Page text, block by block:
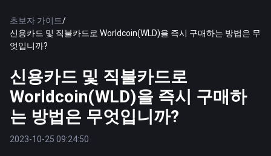
초보자 가이드/
신용카드 및 직불카드로 Worldcoin(WLD)을 즉시 구매하는 방법은 무
엇입니까?
신용카드 및 직불카드로
Worldcoin(WLD)을 즉시 구매하
는 방법은 무엇입니까?
2023-10-25 09:24:50